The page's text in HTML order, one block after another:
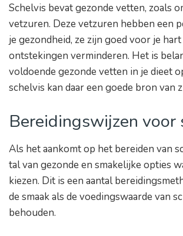
Schelvis bevat gezonde vetten, zoals
vetzuren. Deze vetzuren hebben een
je gezondheid, ze zijn goed voor je
ontstekingen verminderen. Het is
voldoende gezonde vetten in je dieet
schelvis kan daar een goede bron van
Bereidingswijzen voor
Als het aankomt op het bereiden van
tal van gezonde en smakelijke opties
kiezen. Dit is een aantal
de smaak als de voedingswaarde van
behouden.